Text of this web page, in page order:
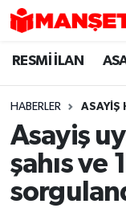
RESMİ İLAN
HABERLER ASAYİŞ
Asayiş
şahıs ve
Hava
Trafik
Süper Lig
Tüm